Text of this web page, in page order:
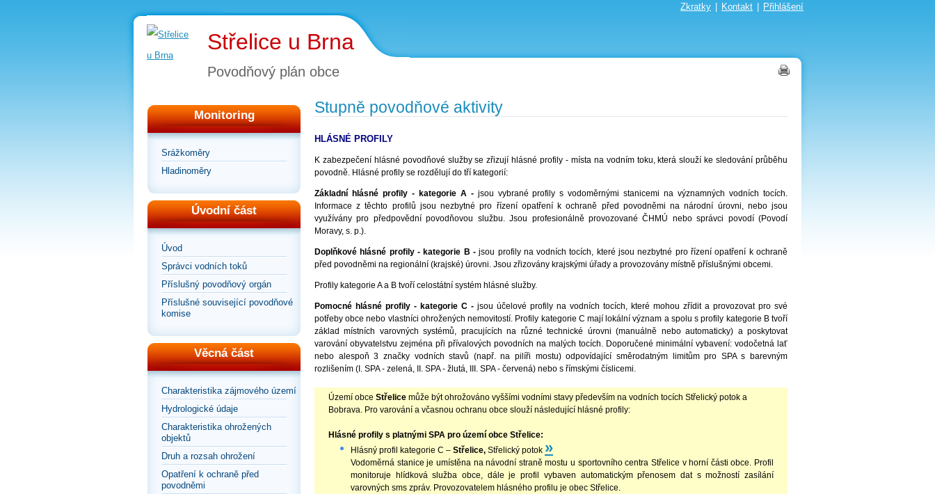
Zkratky Kontakt Přihlášení
Střelice u Brna
Povodňový plán obce
Monitoring
Srážkoměry
Hladinoměry
Úvodní část
Úvod
Správci vodních toků
Příslušný povodňový orgán
Příslušné související povodňové
komise
Věcná část
Charakteristika zájmového území
Hydrologické údaje
Charakteristika ohrožených
objektů
Druh a rozsah ohrožení
Opatření k ochraně před
povodněmi
Stupně povodňové aktivity
HLÁSNÉ PROFILY
K zabezpečení hlásné povodňové služby se zřizují hlásné profily - místa na vodním toku, která slouží ke sledování průběhu
povodně. Hlásné profily se rozdělují do tří kategorií:
Základní hlásné profily - kategorie A -jsou vybrané profily s vodoměrnými stanicemi na významných vodních tocích.
Informace z těchto profilů jsou nezbytné pro řízení opatření k ochraně před povodněmi na národní úrovni, nebo jsou
využívány pro předpovědní povodňovou službu. Jsou profesionálně provozované ČHMÚ nebo správci povodí (Povodí
Moravy, s. p.).
Doplňkové hlásné profily - kategorie B -jsou profily na vodních tocích, které jsou nezbytné pro řízení opatření k ochraně
před povodněmi na regionální (krajské) úrovni. Jsou zřizovány krajskými úřady a provozovány místně příslušnými obcemi.
Profily kategorie A a B tvoří celostátní systém hlásné služby.
Pomocné hlásné profily - kategorie C - jsou účelové profily na vodních tocích, které mohou zřídit a provozovat pro své
potřeby obce nebo vlastníci ohrožených nemovitostí. Profily kategorie C mají lokální význam a spolu s profily kategorie B tvoří
základ místních varovných systémů, pracujících na různé technické úrovni (manuálně nebo automaticky) a poskytovat
varování obyvatelstvu zejména při přívalových povodních na malých tocích. Doporučené minimální vybavení: vodočetná lať
nebo alespoň 3 značky vodních stavů (např. na pilíři mostu) odpovídající směrodatným limitům pro SPA s barevným
rozlišením (I. SPA - zelená, II. SPA - žlutá, III. SPA - červená) nebo s římskými číslicemi.
Území obce Střelice může být ohrožováno vyššími vodními stavy především na vodních tocích Střelický potok a
Bobrava. Pro varování a včasnou ochranu obce slouží následující hlásné profily:
Hlásné profily s platnými SPA pro území obce Střelice:
Hlásný profil kategorie C – Střelice, Střelický potok »
Vodoměrná stanice je umístěna na návodní straně mostu u sportovního centra Střelice v horní části obce. Profil
monitoruje hlídková služba obce, dále je profil vybaven automatickým přenosem dat s možností zasílání
varovných sms zpráv. Provozovatelem hlásného profilu je obec Střelice.